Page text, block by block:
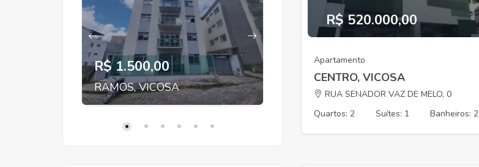
R$ 1.500,00
RAMOS, VICOSA
R$ 2.300,00
SANTA CLARA, VICOSA
R$ 520.000,00
Apartamento
CENTRO, VICOSA
RUA SENADOR VAZ DE MELO, 0
Quartos: 2
Suítes: 1 Banheiros: 2